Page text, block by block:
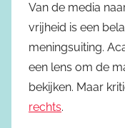
Van de media
vrijheid is een
meningsuiting.
een lens om de
bekijken. Maar
rechts.